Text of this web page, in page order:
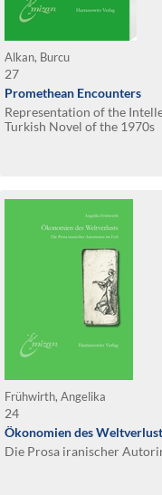
Alkan, Burcu
27
Promethean Encounters
Representation of the
Turkish Novel of the 1970s
Frühwirth, Angelika
24
Ökonomien des
Die Prosa iranischer